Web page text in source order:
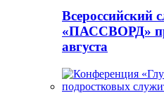
Всероссийский
«ПАССВОРД»
августа